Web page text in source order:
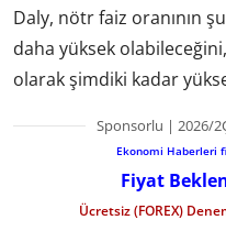
Daly, nötr faiz oranının
daha yüksek
olarak şimdiki kadar
Sponsorlu | 2026/
Ekonomi Haberleri
Fiyat
Ücretsiz (FOREX)